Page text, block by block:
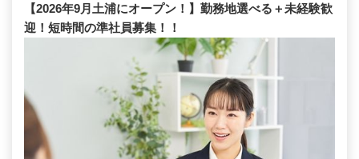
【2026年9月土浦にオープン！】勤務地選べる＋未経験歓
迎！短時間の準社員募集！！